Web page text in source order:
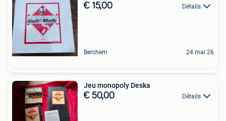
€ 15,00 Détails
Berchem 24 mai 26
Jeu monopoly Deska
€ 50,00 Détails